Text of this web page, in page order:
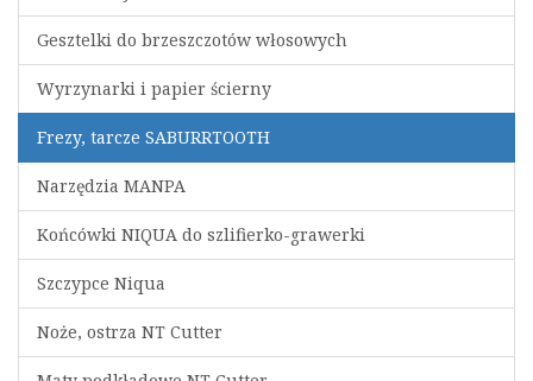
Gesztelki do brzeszczotów włosowych
Wyrzynarki i papier ścierny
Frezy, tarcze SABURRTOOTH
Narzędzia MANPA
Końcówki NIQUA do szlifierko-grawerki
Szczypce Niqua
Noże, ostrza NT Cutter